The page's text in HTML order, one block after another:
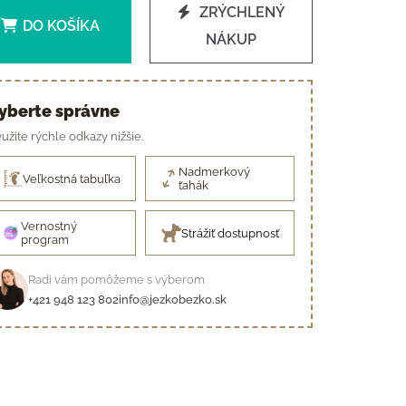
DO KOŠÍKA
ZRÝCHLENÝ
NÁKUP
správne
rýchle odkazy nižšie.
Veľkostná tabuľka
Nadmerkový
ťahák
Vernostný
program
Strážiť dostupnosť
Radi vám pomôžeme s výberom
+421 948 123 802info@jezkobezko.sk